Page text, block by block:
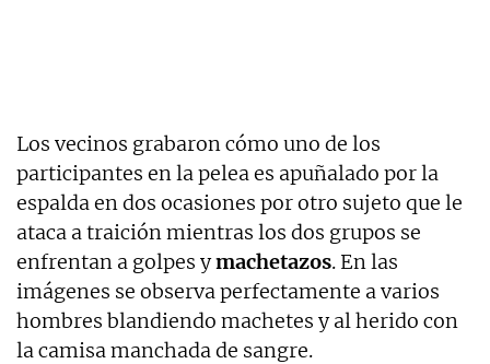
Los vecinos grabaron cómo uno de los
participantes en la pelea es apuñalado por la
espalda en dos ocasiones por otro sujeto que le
ataca a traición mientras los dos grupos se
enfrentan a golpes ymachetazos. En las
imágenes se observa perfectamente a varios
hombres blandiendo machetes y al herido con
la camisa manchada de sangre.